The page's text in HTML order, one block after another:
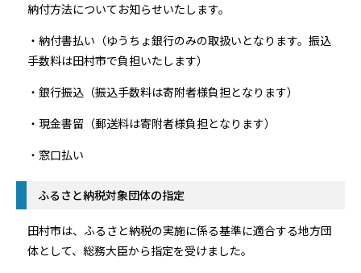
納付方法についてお知らせいたします。
・納付書払い（ゆうちょ銀行のみの取扱いとなります。振込
手数料は田村市で負担いたします）
・銀行振込（振込手数料は寄附者様負担となります）
・現金書留（郵送料は寄附者様負担となります）
・窓口払い
ふるさと納税対象団体の指定
田村市は、ふるさと納税の実施に係る基準に適合する地方団
体として、総務大臣から指定を受けました。